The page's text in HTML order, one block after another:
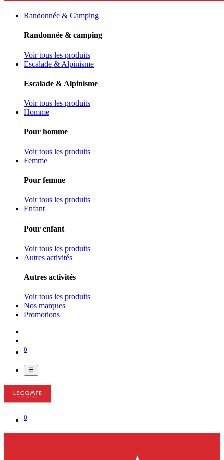
Randonnée & Camping
Randonnée & camping
Voir tous les produits
Escalade & Alpinisme
Escalade & Alpinisme
Voir tous les produits
Homme
Pour homme
Voir tous les produits
Femme
Pour femme
Voir tous les produits
Enfant
Pour enfant
Voir tous les produits
Autres activités
Autres activités
Voir tous les produits
Nos marques
Promotions
0
0